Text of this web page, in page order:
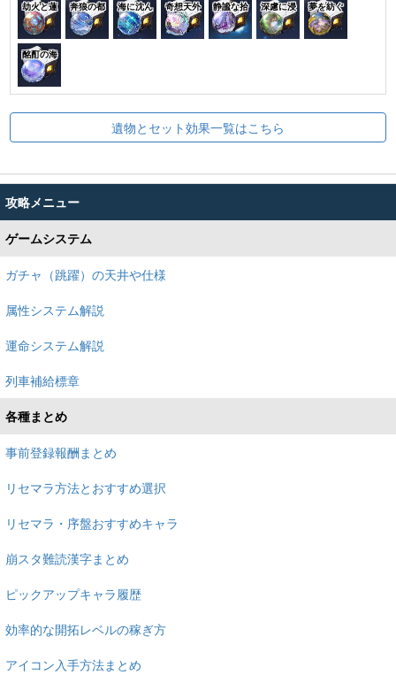
劫火と蓮 奔狼の都 海に沈ん 奇想天外 静謐な拾 深慮に浸 夢を紡ぐ
酩酊の海
遺物とセット効果一覧はこちら
攻略メニュー
ゲームシステム
ガチャ（跳躍）の天井や仕様
属性システム解説
運命システム解説
列車補給標章
各種まとめ
事前登録報酬まとめ
リセマラ方法とおすすめ選択
リセマラ・序盤おすすめキャラ
崩スタ難読漢字まとめ
ピックアップキャラ履歴
効率的な開拓レベルの稼ぎ方
アイコン入手方法まとめ